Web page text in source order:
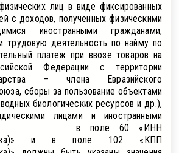
лиц в виде фиксированных
с доходов, полученных физическими
иностранными гражданами,
деятельность по найму по
платеж при ввозе товаров на
Федерации с территории
– члена Евразийского
сборы за пользование объектами
биологических ресурсов и др.),
лицами и иностранными
· в поле 60 «ИНН
и в поле 102 «КПП